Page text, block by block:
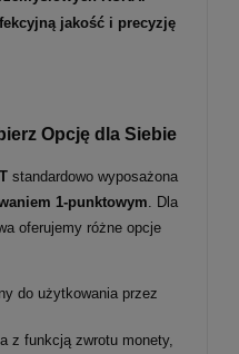
jakość i precyzję
Opcję dla Siebie
standardowo wyposażona
1-punktowym. Dla
oferujemy różne opcje
do użytkowania przez
z funkcją zwrotu monety,